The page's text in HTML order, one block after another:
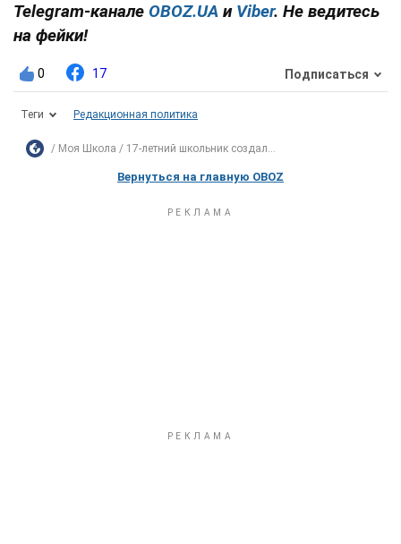
Telegram-канале OBOZ.UA и Viber. Не ведитесь
на фейки!
0 17 Подписаться
Теги Редакционная политика
Моя Школа 17-летний школьник создал...
Вернуться на главную OBOZ